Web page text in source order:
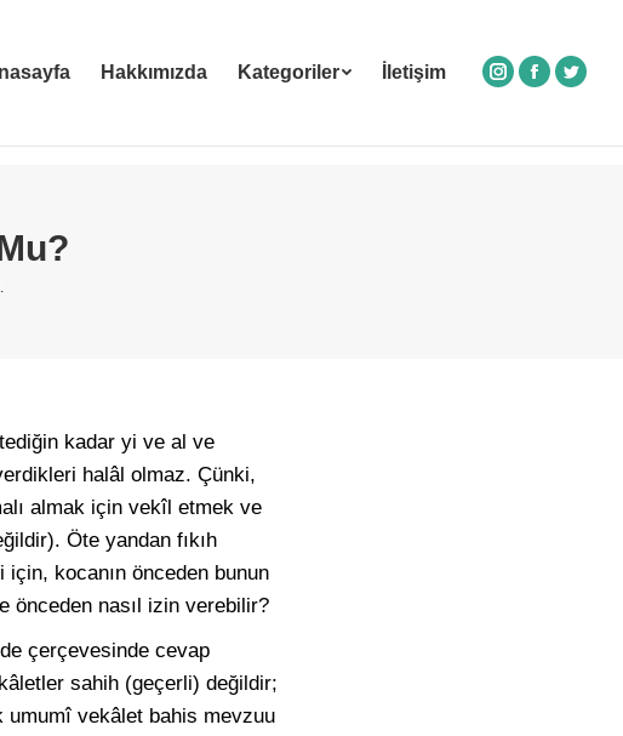
Hakkımızda Kategoriler İletişim
Instagram
Facebook
kadar yi ve al ve
halâl olmaz. Çünki,
almak için vekîl etmek ve
Öte yandan fıkıh
için, kocanın önceden bunun
önceden nasıl izin verebilir?
çerçevesinde cevap
sahih (geçerli) değildir;
umumî vekâlet bahis mevzuu